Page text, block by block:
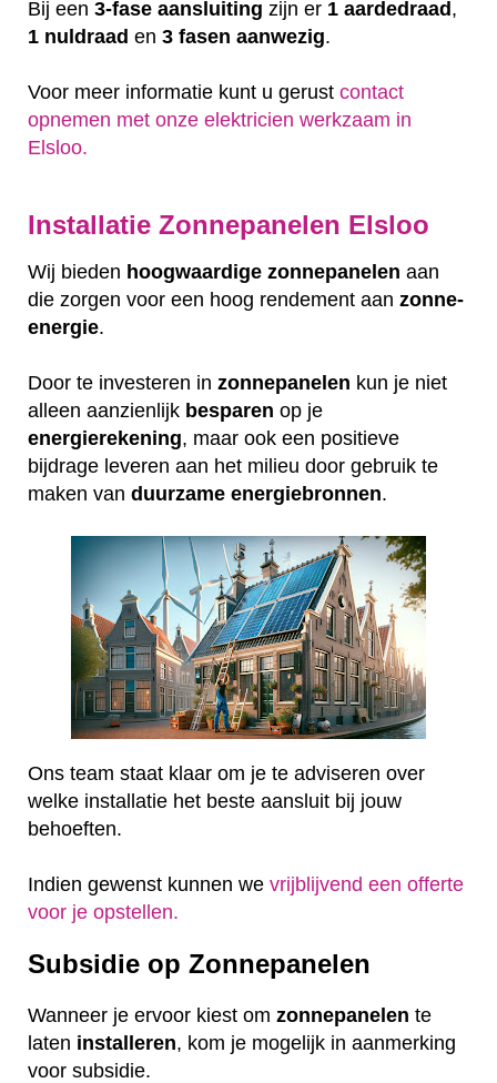
Bij een 3-fase aansluiting zijn er 1 aardedraad,
1 nuldraad en 3 fasen aanwezig.
Voor meer informatie kunt u gerust contact
opnemen met onze elektricien werkzaam in
Elsloo.
Installatie Zonnepanelen Elsloo
Wij bieden hoogwaardige zonnepanelen aan
die zorgen voor een hoog rendement aan zonne-
energie.
Door te investeren in zonnepanelen kun je niet
alleen aanzienlijk besparen op je
energierekening, maar ook een positieve
bijdrage leveren aan het milieu door gebruik te
maken van duurzame energiebronnen.
Ons team staat klaar om je te adviseren over
welke installatie het beste aansluit bij jouw
behoeften.
Indien gewenst kunnen we vrijblijvend een offerte
voor je opstellen.
Subsidie op Zonnepanelen
Wanneer je ervoor kiest om zonnepanelen te
laten installeren, kom je mogelijk in aanmerking
voor subsidie.